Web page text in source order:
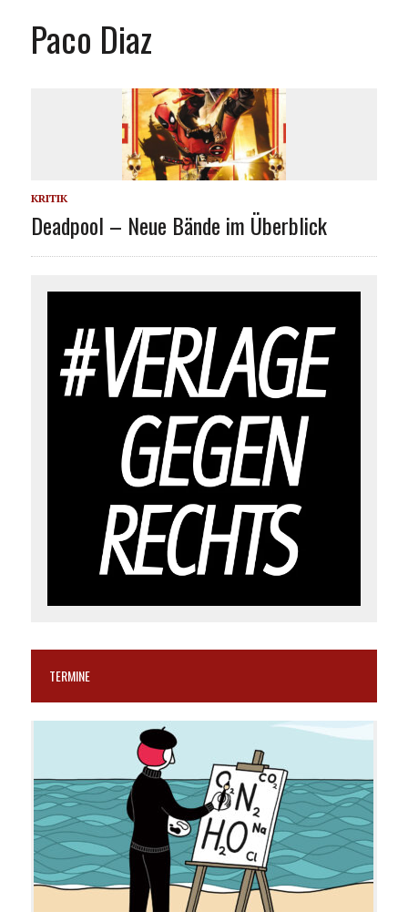
Paco Diaz
KRITIK
Deadpool – Neue Bände im Überblick
TERMINE